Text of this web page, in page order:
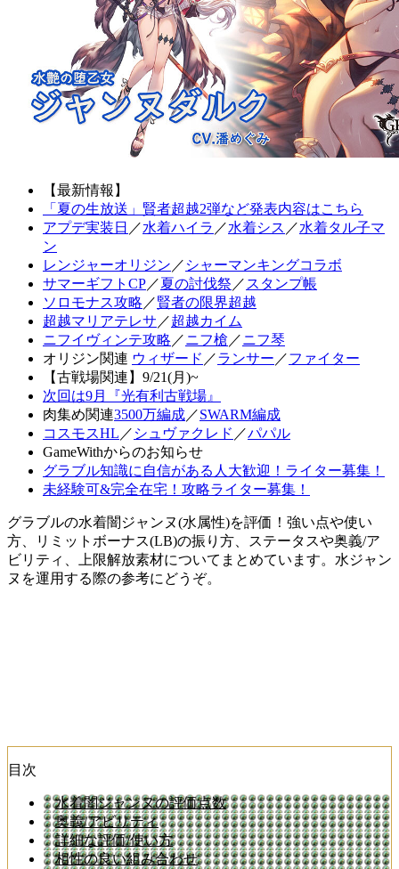
【最新情報】
「夏の生放送」賢者超越2弾など発表内容はこちら
アプデ実装日 ／水着ハイラ ／水着シス ／水着タル子マ
ン
レンジャーオリジン ／ シャーマンキングコラボ
サマーギフトCP／夏の討伐祭 ／ スタンプ帳
ソロモナス攻略 ／賢者の限界超越
超越マリアテレサ ／超越カイム
ニフイヴィンテ攻略 ／ニフ槍 ／ニフ琴
オリジン関連 ウィザード ／ランサー ／ファイター
【古戦場関連】9/21(月)~
次回は9月『光有利古戦場』
肉集め関連3500万編成／SWARM編成
コスモスHL ／ シュヴァクレド ／パパル
GameWithからのお知らせ
グラブル知識に自信がある人大歓迎！ライター募集！
未経験可&完全在宅！攻略ライター募集！
グラブルの水着闇ジャンヌ(水属性)を評価！強い点や使い
方、リミットボーナス(LB)の振り方、ステータスや奥義/ア
ビリティ、上限解放素材についてまとめています。水ジャン
ヌを運用する際の参考にどうぞ。
目次
水着闇ジャンヌの評価点数
奥義/アビリティ
詳細な評価/使い方
相性の良い組み合わせ